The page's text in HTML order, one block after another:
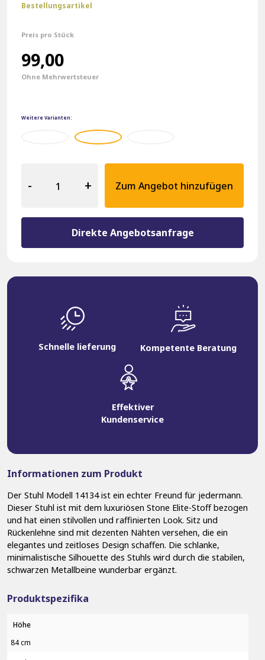
Preis pro Stück
99,00
Ohne Mehrwertsteuer
Weitere Varianten:
Bestellungsartikel
-
Stuhl
Kupfer
+ Zum Angebot hinzufügen
Direkte Angebotsanfrage
Schnelle lieferung Kompetente Beratung
Effektiver
Kundenservice
Informationen zum Produkt
Der Stuhl Modell 14134 ist ein echter Freund für jedermann.
Dieser Stuhl ist mit dem luxuriösen Stone Elite-Stoff bezogen
und hat einen stilvollen und raffinierten Look. Sitz und
Rückenlehne sind mit dezenten Nähten versehen, die ein
elegantes und zeitloses Design schaffen. Die schlanke,
minimalistische Silhouette des Stuhls wird durch die stabilen,
schwarzen Metallbeine wunderbar ergänzt.
Produktspezifika
Höhe
84 cm